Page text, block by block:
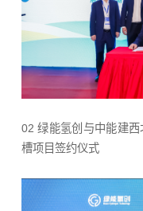
02 绿能氢创与中能建
槽项目签约仪式